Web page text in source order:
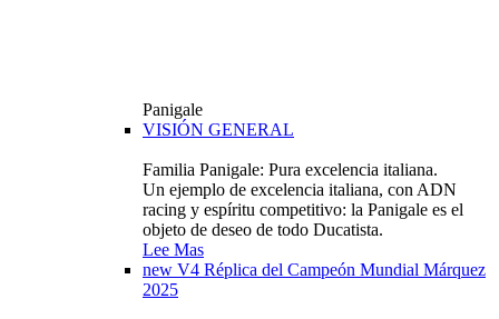
Panigale
VISIÓN GENERAL
Familia Panigale: Pura excelencia italiana.
Un ejemplo de excelencia italiana, con ADN
racing y espíritu competitivo: la Panigale es el
objeto de deseo de todo Ducatista.
Lee Mas
new V4 Réplica del Campeón Mundial Márquez
2025